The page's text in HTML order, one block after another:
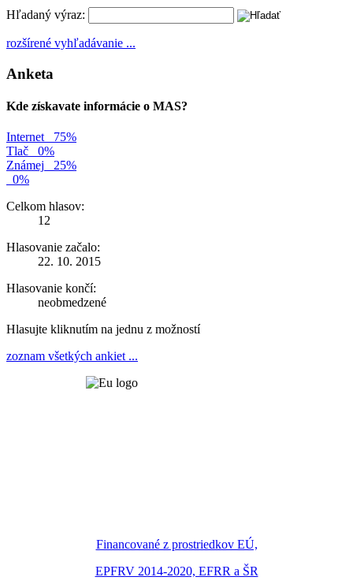
Hľadaný výraz:
rozšírené vyhľadávanie ...
Anketa
Kde získavate informácie o MAS?
Internet
75%
Tlač
0%
Známej
25%
0%
Celkom hlasov:
12
Hlasovanie začalo:
22. 10. 2015
Hlasovanie končí:
neobmedzené
Hlasujte kliknutím na jednu z možností
zoznam všetkých ankiet ...
Financované z prostriedkov EÚ,
EPFRV 2014-2020, EFRR a ŠR